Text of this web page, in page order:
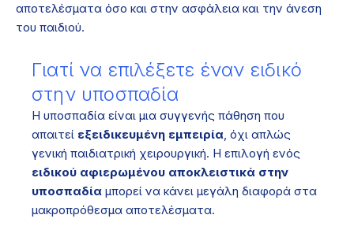
αποτελέσματα όσο και στην ασφάλεια και την άνεση
του παιδιού.
Γιατί να επιλέξετε έναν ειδικό
στην υποσπαδία
Η υποσπαδία είναι μια συγγενής πάθηση που
απαιτεί εξειδικευμένη εμπειρία, όχι απλώς
γενική παιδιατρική χειρουργική. Η επιλογή ενός
ειδικού αφιερωμένου αποκλειστικά στην
υποσπαδία μπορεί να κάνει μεγάλη διαφορά στα
μακροπρόθεσμα αποτελέσματα.